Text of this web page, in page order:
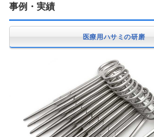
お問い合わせ
事例・実績
医療用ハサミの研磨